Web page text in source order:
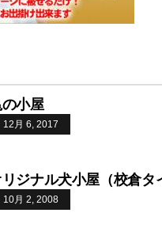
小屋
12月 6, 2017
ジナル犬小屋（校倉タ
10月 2, 2008